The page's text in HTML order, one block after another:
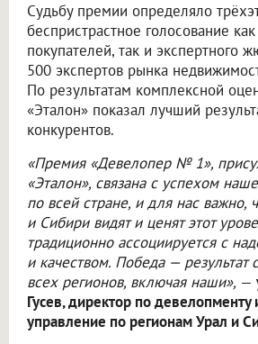
Судьбу премии определяло
беспристрастное голосование
покупателей, так и экспертного
500 экспертов рынка
По результатам комплексной
«Эталон» показал лучший
конкурентов.
«Премия «Девелопер № 1»,
«Эталон», связана с успехом
по всей стране, и для нас важно,
и Сибири видят и ценят этот
традиционно ассоциируется с
и качеством. Победа — результат
всех регионов, включая наши», —
Гусев, директор по девелопменту
управление по регионам Урал и